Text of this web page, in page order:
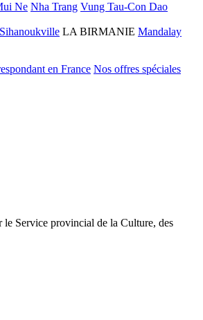
Ne Nha Trang Vung Tau-Con Dao
Sihanoukville LA BIRMANIE Mandalay
en France Nos offres spéciales
le Service provincial de la Culture, des